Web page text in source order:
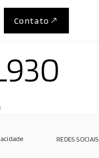
Contato
REDES SOCIAIS